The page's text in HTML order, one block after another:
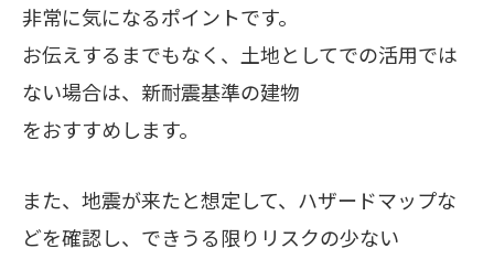
非常に気になるポイントです。
お伝えするまでもなく、土地としてでの活用では
ない場合は、新耐震基準の建物
をおすすめします。
また、地震が来たと想定して、ハザードマップな
どを確認し、できうる限りリスクの少ない